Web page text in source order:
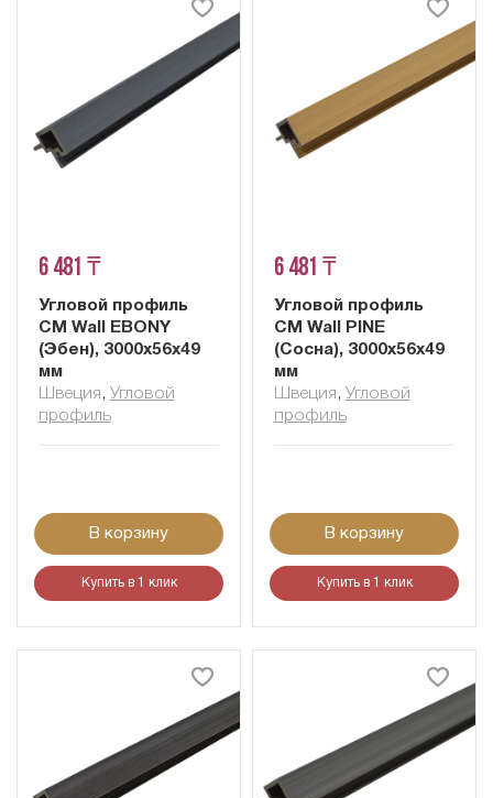
6 481 ₸
Угловой профиль
CM Wall EBONY
(Эбен), 3000х56х49
мм
Швеция , Угловой
профиль
В корзину
Купить в 1 клик
6 481 ₸
Угловой профиль
CM Wall PINE
(Сосна), 3000х56х49
мм
Швеция , Угловой
профиль
В корзину
Купить в 1 клик